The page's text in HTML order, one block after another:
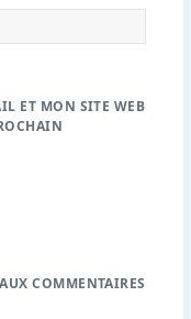
ET MON SITE WEB
COMMENTAIRES